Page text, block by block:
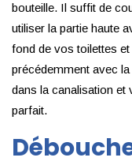
bouteille. Il suffit de
utiliser la partie haute
fond de vos toilettes
précédemment avec
dans la canalisation et
parfait.